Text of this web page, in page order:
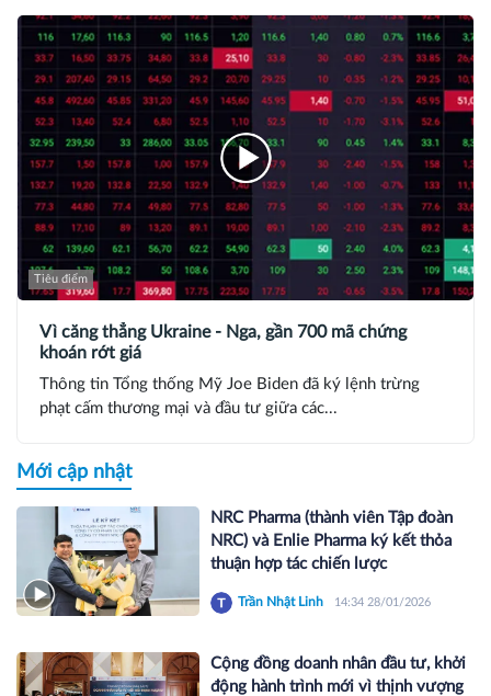
Tiêu điểm
Vì căng thẳng Ukraine - Nga, gần 700 mã chứng
khoán rớt giá
Thông tin Tổng thống Mỹ Joe Biden đã ký lệnh trừng
phạt cấm thương mại và đầu tư giữa các...
Mới cập nhật
NRC Pharma (thành viên Tập đoàn
NRC) và Enlie Pharma ký kết thỏa
thuận hợp tác chiến lược
Trần Nhật Linh 14:34 28/01/2026
Cộng đồng doanh nhân đầu tư, khởi
động hành trình mới vì thịnh vượng